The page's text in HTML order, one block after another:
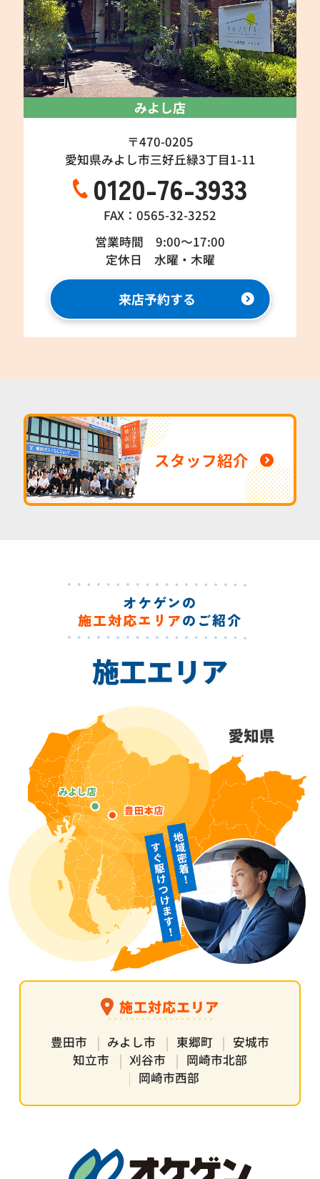
みよし店
〒470-0205
愛知県みよし市三好丘緑3丁目1-11
0120-76-3933
FAX：0565-32-3252
営業時間 9:00～17:00
定休日 水曜・木曜
来店予約する
スタッフ紹介
オケゲンの
施工対応エリアのご紹介
施工エリア
施工対応エリア
豊田市 みよし市 東郷町
安城市
知立市
刈谷市
岡崎市北部
岡崎市西部